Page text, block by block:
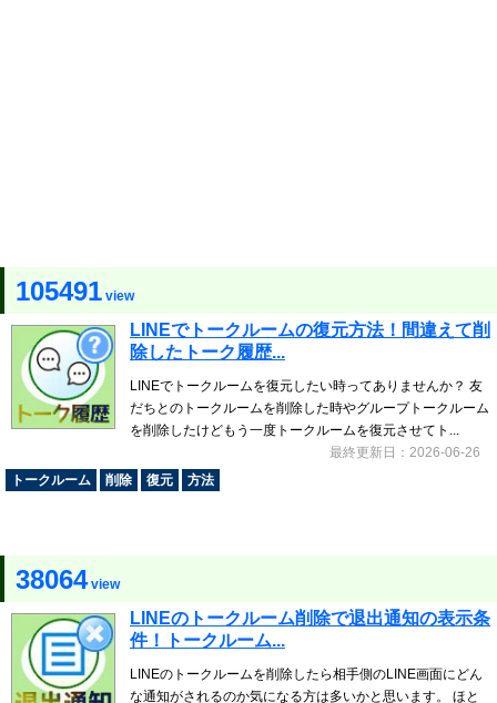
105491 view
LINEでトークルームの復元方法！間違えて削
除したトーク履歴...
LINEでトークルームを復元したい時ってありませんか？ 友
だちとのトークルームを削除した時やグループトークルーム
を削除したけどもう一度トークルームを復元させてト...
最終更新日：2026-06-26
トークルーム
削除 復元 方法
38064view
LINEのトークルーム削除で退出通知の表示条
件！トークルーム...
LINEのトークルームを削除したら相手側のLINE画面にどん
な通知がされるのか気になる方は多いかと思います。 ほと